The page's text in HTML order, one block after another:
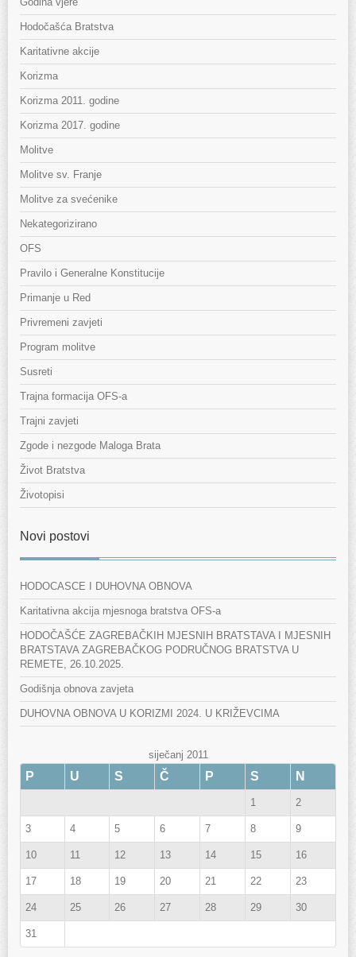
Hodočašća Bratstva
Karitativne akcije
Korizma
Korizma 2011. godine
Korizma 2017. godine
Molitve
Molitve sv. Franje
Molitve za svećenike
Nekategorizirano
OFS
Pravilo i Generalne Konstitucije
Primanje u Red
Privremeni zavjeti
Program molitve
Susreti
Trajna formacija OFS-a
Trajni zavjeti
Zgode i nezgode Maloga Brata
Život Bratstva
Životopisi
Novi postovi
HODOCASCE I DUHOVNA OBNOVA
Karitativna akcija mjesnoga bratstva OFS-a
HODOČAŠĆE ZAGREBAČKIH MJESNIH BRATSTAVA I MJESNIH
BRATSTAVA ZAGREBAČKOG PODRUČNOG BRATSTVA U
REMETE, 26.10.2025.
Godišnja obnova zavjeta
DUHOVNA OBNOVA U KORIZMI 2024. U KRIŽEVCIMA
siječanj 2011
P U S Č P S N
1 2
3 4 5 6 7 8 9
10 11 12 13 14 15 16
17 18 19 20 21 22 23
24 25 26 27 28 29 30
31